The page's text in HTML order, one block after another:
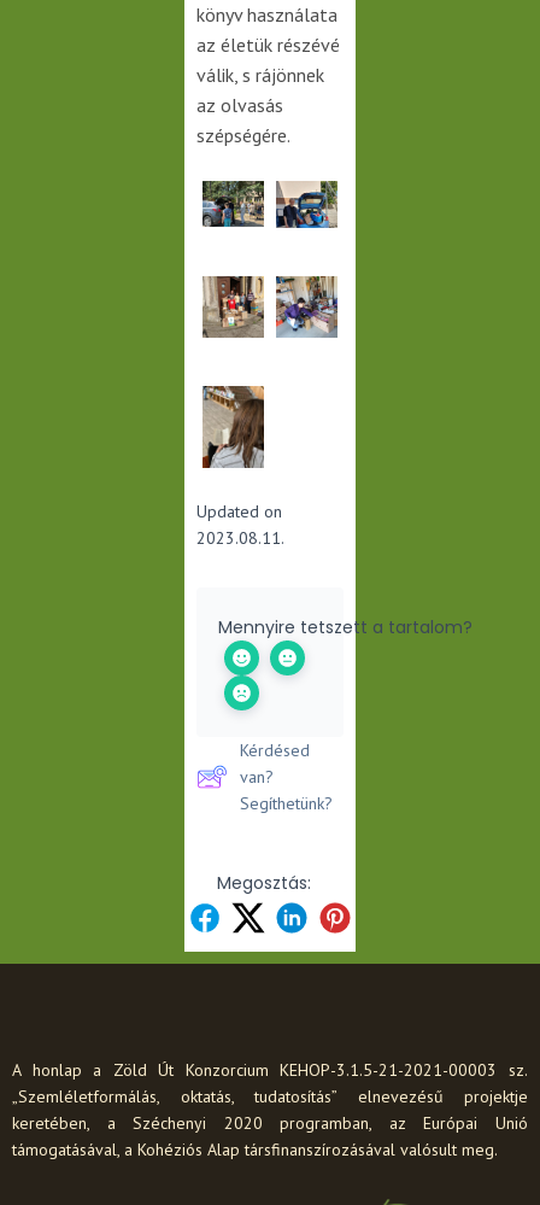
könyv használata
az életük részévé
válik, s rájönnek
az olvasás
szépségére.
Updated on
2023.08.11.
Mennyire tetszett a tartalom?
Kérdésed
van?
Segíthetünk?
Megosztás:
A honlap a Zöld Út Konzorcium KEHOP-3.1.5-21-2021-00003 sz.
„Szemléletformálás, oktatás, tudatosítás” elnevezésű projektje
keretében, a Széchenyi 2020 programban, az Európai Unió
támogatásával, a Kohéziós Alap társfinanszírozásával valósult meg.